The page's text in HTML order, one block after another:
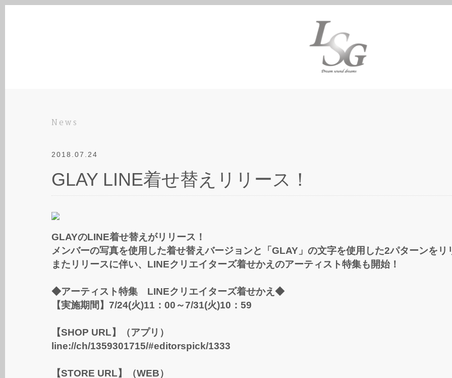
News
2018.07.24
GLAY LINE着せ替えリリース！
GLAYのLINE着せ替えがリリース！
メンバーの写真を使用した着せ替えバージョンと「GLAY」の文字を使用した2パターンをリ
またリリースに伴い、LINEクリエイターズ着せかえのアーティスト特集も開始！
◆アーティスト特集 LINEクリエイターズ着せかえ◆
【実施期間】7/24(火)11：00～7/31(火)10：59
【SHOP URL】（アプリ）
line://ch/1359301715/#editorspick/1333
【STORE URL】（WEB）